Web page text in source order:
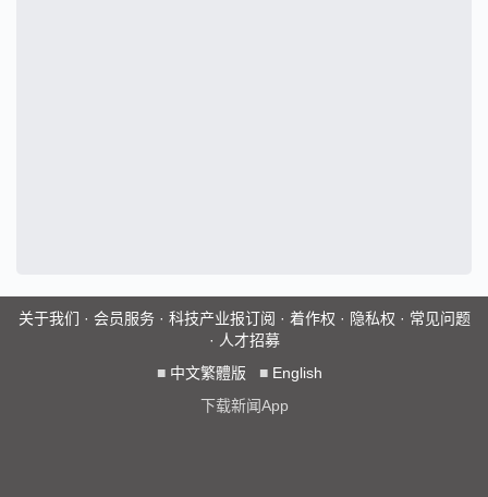
关于我们 · 会员服务· 科技产业报订阅 · 着作权 · 隐私权 · 常见问题
· 人才招募
■ 中文繁體版 ■ English
下载新闻App